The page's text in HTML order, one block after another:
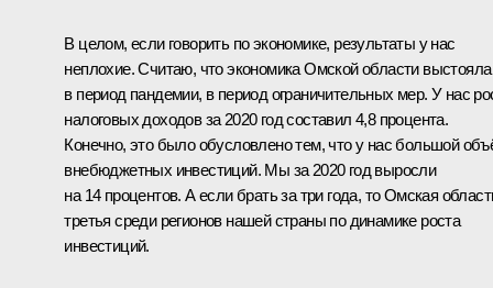
В целом, если говорить по экономике, результаты у нас
неплохие. Считаю, что экономика Омской области выстояла
в период пандемии, в период ограничительных мер. У нас
налоговых доходов за 2020 год составил 4,8 процента.
Конечно, это было обусловлено тем, что у нас большой
внебюджетных инвестиций. Мы за 2020 год выросли
на 14 процентов. А если брать за три года, то Омская
третья среди регионов нашей страны по динамике роста
инвестиций.